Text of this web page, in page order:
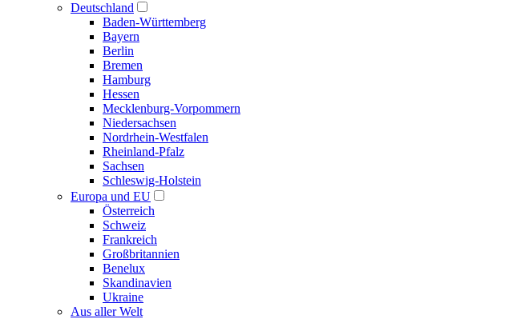
Deutschland
Baden-Württemberg
Bayern
Berlin
Bremen
Hamburg
Hessen
Mecklenburg-Vorpommern
Niedersachsen
Nordrhein-Westfalen
Rheinland-Pfalz
Sachsen
Schleswig-Holstein
Europa und EU
Österreich
Schweiz
Frankreich
Großbritannien
Benelux
Skandinavien
Ukraine
Aus aller Welt